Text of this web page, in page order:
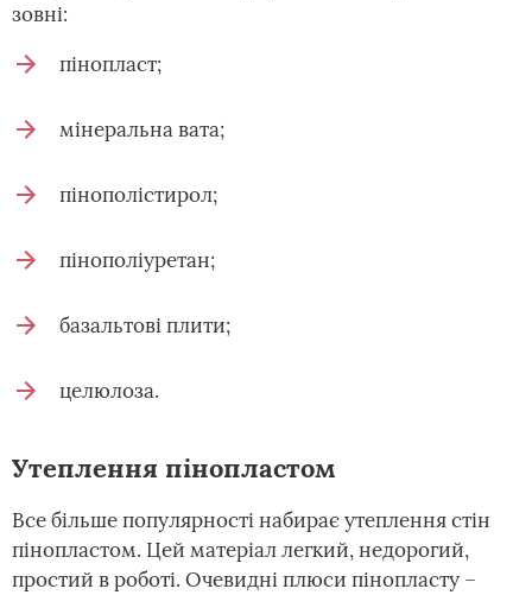
зовні:
пінопласт;
мінеральна вата;
пінополістирол;
пінополіуретан;
базальтові плити;
целюлоза.
Утеплення пінопластом
Все більше популярності набирає утеплення стін
пінопластом. Цей матеріал легкий, недорогий,
простий в роботі. Очевидні плюси пінопласту –